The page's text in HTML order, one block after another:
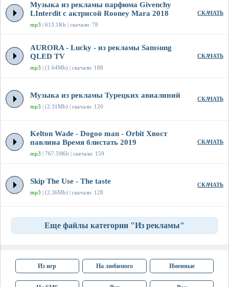
Музыка из рекламы парфюма Givenchy
LInterdit с актрисой Rooney Mara 2018
mp3 | 613.1Kb | скачали: 78
СКАЧАТЬ
AURORA - Lucky - из рекламы Samsung
QLED TV
mp3 | (1.64Mb) | скачали: 188
СКАЧАТЬ
Музыка из рекламы Турецких авиалиний
mp3 | (2.31Mb) | скачали: 120
СКАЧАТЬ
Kelton Wade - Dogoo man - Orbit Хвост
павлина Время блистать 2019
mp3 | 767.59Kb | скачали: 159
СКАЧАТЬ
Skip The Use - The taste
mp3 | (2.36Mb) | скачали: 128
СКАЧАТЬ
Еще файлы категории "Из рекламы"
Из игр На любимого Именные